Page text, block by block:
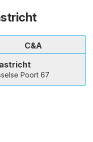
C&A
Poort 67